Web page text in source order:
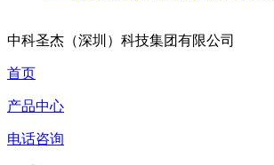
中科圣杰（深圳）科技集团有限公司
首页
产品中心
电话咨询